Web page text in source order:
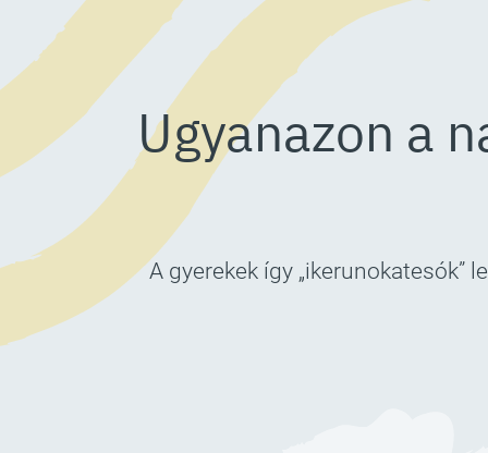
Ugyanazon a
A gyerekek így